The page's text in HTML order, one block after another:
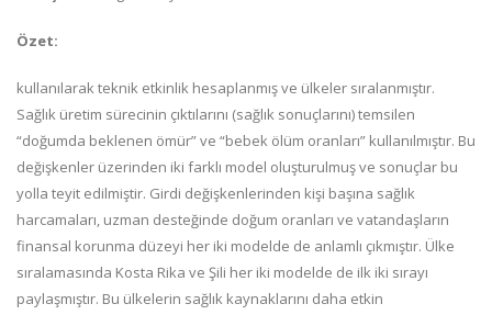
Özet:
kullanılarak teknik etkinlik hesaplanmış ve ülkeler sıralanmıştır.
Sağlık üretim sürecinin çıktılarını (sağlık sonuçlarını) temsilen
“doğumda beklenen ömür” ve “bebek ölüm oranları” kullanılmıştır. Bu
değişkenler üzerinden iki farklı model oluşturulmuş ve sonuçlar bu
yolla teyit edilmiştir. Girdi değişkenlerinden kişi başına sağlık
harcamaları, uzman desteğinde doğum oranları ve vatandaşların
finansal korunma düzeyi her iki modelde de anlamlı çıkmıştır. Ülke
sıralamasında Kosta Rika ve Şili her iki modelde de ilk iki sırayı
paylaşmıştır. Bu ülkelerin sağlık kaynaklarını daha etkin